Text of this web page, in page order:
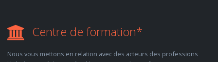
Centre de formation*
Nous vous mettons en relation avec des acteurs des professions